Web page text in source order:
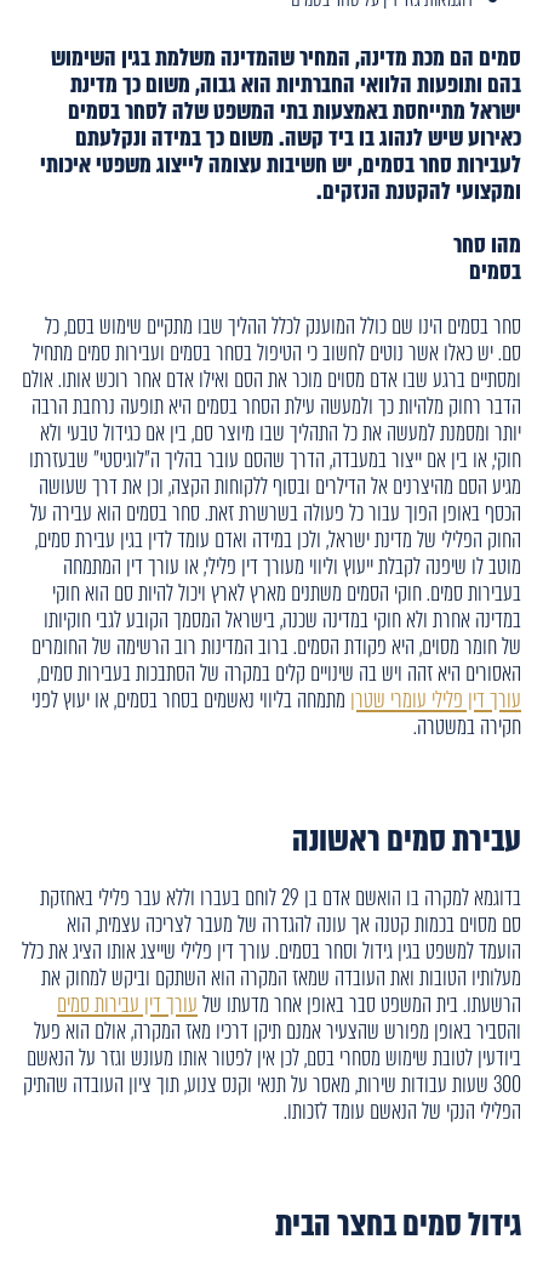
סמים הם מכת מדינה, המחיר שהמדינה משלמת בגין השימוש
בהם ותופעות הלוואי החברתיות הוא גבוה, משום כך מדינת
ישראל מתייחסת באמצעות בתי המשפט שלה לסחר בסמים
כאירוע שיש לנהוג בו ביד קשה. משום כך במידה ונקלעתם
לעבירות סחר בסמים, יש חשיבות עצומה לייצוג משפטי איכותי
ומקצועי להקטנת הנזקים.
מהו סחר
סחר בסמים הינו שם כולל המוענק לכלל ההליך שבו מתקיים שימוש בסם, כל
סם. יש כאלו אשר נוטים לחשוב כי הטיפול בסחר בסמים ועבירות סמים מתחיל
ומסתיים ברגע שבו אדם מסוים מוכר את הסם ואילו אדם אחר רוכש אותו. אולם
הדבר רחוק מלהיות כך ולמעשה עילת הסחר בסמים היא תופעה נרחבת הרבה
יותר ומסמנת למעשה את כל התהליך שבו מיוצר סם, בין אם כגידול טבעי ולא
חוקי, או בין אם ייצור במעבדה, הדרך שהסם עובר בהליך ה"לוגיסטי" שבעזרתו
מגיע הסם מהיצרנים אל הדילרים ובסוף ללקוחות הקצה, וכן את דרך שעושה
הכסף באופן הפוך עבור כל פעולה בשרשרת זאת. סחר בסמים הוא עבירה על
החוק הפלילי של מדינת ישראל, ולכן במידה ואדם עומד לדין בגין עבירת סמים,
מוטב לו שיפנה לקבלת ייעוץ וליווי מעורך דין פלילי, או עורך דין המתמחה
בעבירות סמים. חוקי הסמים משתנים מארץ לארץ ויכול להיות סם הוא חוקי
במדינה אחרת ולא חוקי במדינה שכנה, בישראל המסמך הקובע לגבי חוקיותו
של חומר מסוים, היא פקודת הסמים. ברוב המדינות רוב הרשימה של החומרים
האסורים היא זהה ויש בה שינויים קלים במקרה של הסתבכות בעבירות סמים,
עורך דין פלילי עומרי שטרן מתמחה בליווי נאשמים בסחר בסמים, או יעוץ לפני
חקירה במשטרה.
עבירת סמים ראשונה
בדוגמא למקרה בו הואשם אדם בן 29 לוחם בעברו וללא עבר פלילי באחזקת
סם מסוים בכמות קטנה אך עונה להגדרה של מעבר לצריכה עצמית, הוא
הועמד למשפט בגין גידול וסחר בסמים. עורך דין פלילי שייצג אותו הציג את כלל
מעלותיו הטובות ואת העובדה שמאז המקרה הוא השתקם וביקש למחוק את
הרשעתו. בית המשפט סבר באופן אחר מדעתו שלעורך דין עבירות סמים
והסביר באופן מפורש שהצעיר אמנם תיקן דרכיו מאז המקרה, אולם הוא פעל
ביודעין לטובת שימוש מסחרי בסם, לכן אין לפטור אותו מעונש וגזר על הנאשם
300 שעות עבודות שירות, מאסר על תנאי וקנס צנוע, תוך ציון העובדה שהתיק
הפלילי הנקי של הנאשם עומד לזכותו.
גידול סמים בחצר הבית